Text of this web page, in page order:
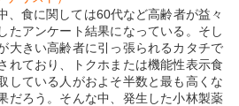
、食に関しては60代など高齢者が益々
たアンケート結果になっている。そし
大きい高齢者に引っ張られるカタチで
れており、トクホまたは機能性表示食
している人がおよそ半数と最も高くな
だろう。そんな中、発生した小林製薬